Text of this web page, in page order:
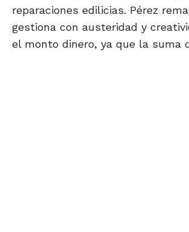
reparaciones edilicias. Pérez
gestiona con austeridad y
el monto dinero, ya que la suma